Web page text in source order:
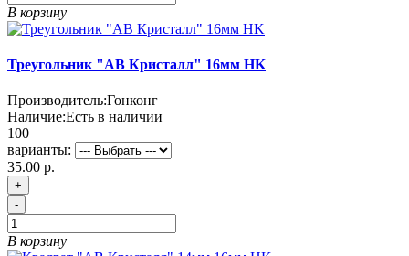
В корзину
Треугольник "АВ Кристалл" 16мм HK
Производитель:Гонконг
Наличие:Есть в наличии
100
варианты:
35.00 р.
+
-
В корзину